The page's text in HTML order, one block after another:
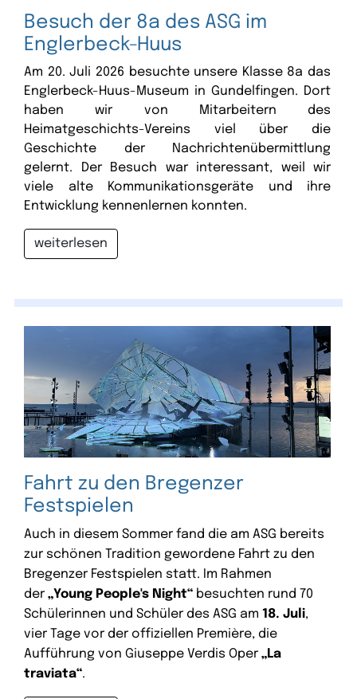
Besuch der 8a des ASG im
Englerbeck-Huus
Am 20. Juli 2026 besuchte unsere Klasse 8a das
Englerbeck-Huus-Museum in Gundelfingen. Dort
haben wir von Mitarbeitern des
Heimatgeschichts-Vereins viel über die
Geschichte der Nachrichtenübermittlung
gelernt. Der Besuch war interessant, weil wir
viele alte Kommunikationsgeräte und ihre
Entwicklung kennenlernen konnten.
weiterlesen
Fahrt zu den Bregenzer
Festspielen
Auch in diesem Sommer fand die am ASG bereits
zur schönen Tradition gewordene Fahrt zu den
Bregenzer Festspielen statt. Im Rahmen
der „Young People's Night“ besuchten rund 70
Schülerinnen und Schüler des ASG am 18. Juli,
vier Tage vor der offiziellen Première, die
Aufführung von Giuseppe Verdis Oper „La
traviata“.